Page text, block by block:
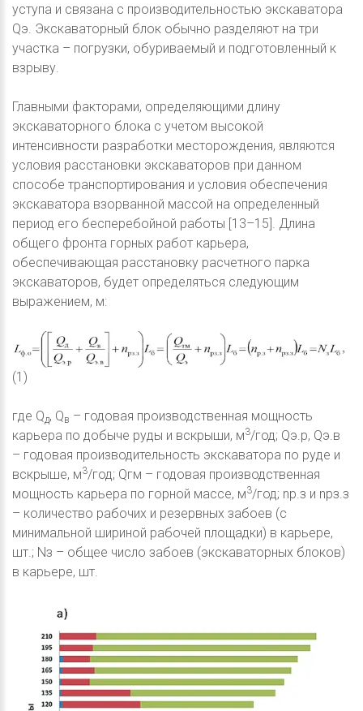
уступа и связана с производительностью экскаватора
Qэ. Экскаваторный блок обычно разделяют на три
участка – погрузки, обуриваемый и подготовленный к
взрыву.
Главными факторами, определяющими длину
экскаваторного блока с учетом высокой
интенсивности разработки месторождения, являются
условия расстановки экскаваторов при данном
способе транспортирования и условия обеспечения
экскаватора взорванной массой на определенный
период его бесперебойной работы [13–15]. Длина
общего фронта горных работ карьера,
обеспечивающая расстановку расчетного парка
экскаваторов, будет определяться следующим
выражением, м:
(1)
где Qд, Qв – годовая производственная мощность
карьера по добыче руды и вскрыши, м3/год; Qэ.р, Qэ.в
– годовая производительность экскаватора по руде и
вскрыше, м3/год; Qгм – годовая производственная
мощность карьера по горной массе, м3/год; nр.з и nрз.з
– количество рабочих и резервных забоев (с
минимальной шириной рабочей площадки) в карьере,
шт.; Nз – общее число забоев (экскаваторных блоков)
в карьере, шт.